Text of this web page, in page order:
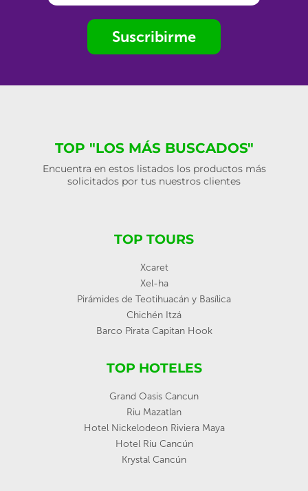
Suscribirme
TOP "LOS MÁS BUSCADOS"
Encuentra en estos listados los productos más
solicitados por tus nuestros clientes
TOP TOURS
Xcaret
Xel-ha
Pirámides de Teotihuacán y Basílica
Chichén Itzá
Barco Pirata Capitan Hook
TOP HOTELES
Grand Oasis Cancun
Riu Mazatlan
Hotel Nickelodeon Riviera Maya
Hotel Riu Cancún
Krystal Cancún